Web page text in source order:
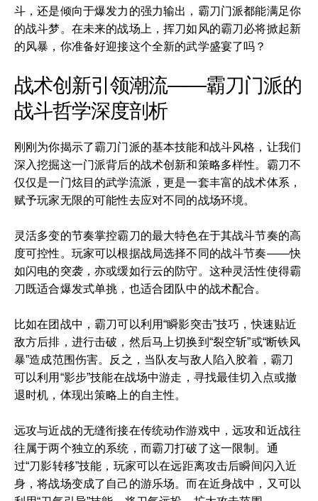
斗，还是倾向于爆发力的强力输出，霸刀门派都能满足你
的战斗梦。在未来的战场上，挥刀如风的霸刀必将掀起新
的风暴，你准备好迎接这个全新的武学盛宴了吗？
战术创新引领潮流——霸刀门派的
战斗哲学深度剖析
刚刚为你揭示了霸刀门派的基本技能和战斗风格，让我们
深入挖掘这一门派背后的战术创新和策略多样性。霸刀不
仅仅是一门炫目的武学流派，更是一套丰富的战术体系，
赋予玩家无限的可能性去应对不同的战场环境。
灵活多变的节奏掌控霸刀的最大特色在于其战斗节奏的高
度可控性。玩家可以根据战局选择不同的战斗节奏——快
如闪电的突袭，亦或缓如行云的防守。这种灵活性使得霸
刀既适合爆发式单挑，也适合团队中的战术配合。
比如在团战中，霸刀可以利用“瞬影突击”技巧，快速贴近
敌方后排，进行击破，然后马上切换到“裂空斩”或“断铁风
暴”造成范围伤害。反之，当队友与敌人陷入胶着，霸刀
可以利用“影步”技能在战场中游走，寻找最佳切入点或撤
退时机，体现出策略上的自主性。
远攻与近战的无缝衔接在传统动作游戏中，远攻和近战往
往属于两个独立的系统，而霸刀打破了这一限制。通
过“刀影转移”技能，玩家可以在远距离攻击后瞬间闪入近
身，将战场变成了自己的游乐场。而在近身战中，又可以